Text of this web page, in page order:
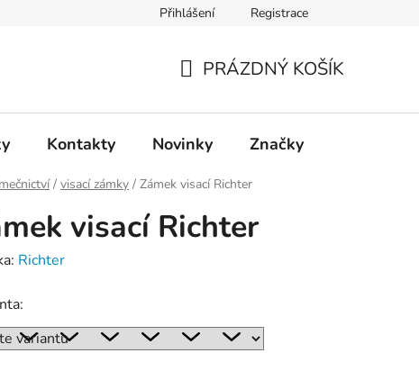
Přihlášení Registrace
KOŠÍK
PRÁZDNÝ KOŠÍK
Kontakty Novinky Značky
/ visací zámky / Zámek visací Richter
visací Richter
Richter